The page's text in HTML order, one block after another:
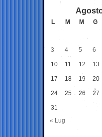
L M M G
3 4 5 6
10 11 12 13
17 18 19 20
24 25 26 27
31
« Lug